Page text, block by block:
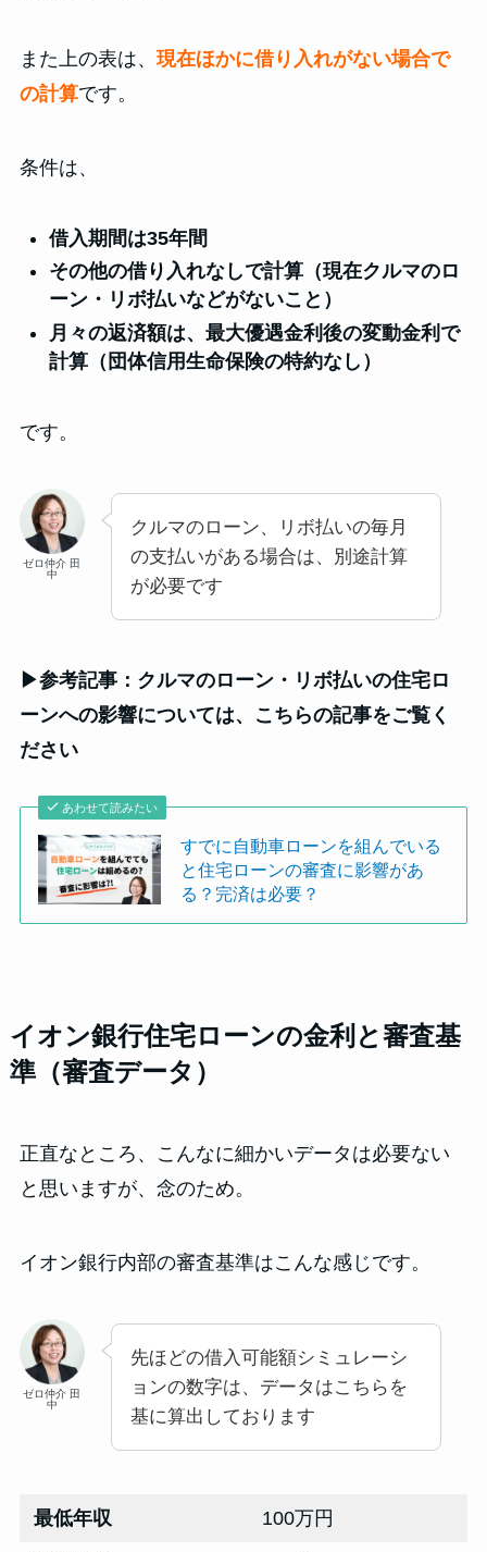
また上の表は、 現在ほかに借り入れがない場合で
の計算です。
条件は、
借入期間は35年間
その他の借り入れなしで計算（現在クルマのロ
ーン・リボ払いなどがないこと）
月々の返済額は、最大優遇金利後の変動金利で
計算（団体信用生命保険の特約なし）
です。
ゼロ仲介 田
中
クルマのローン、リボ払いの毎月
の支払いがある場合は、別途計算
が必要です
▶参考記事：クルマのローン・リボ払いの住宅ロ
ーンへの影響については、こちらの記事をご覧く
ださい
あわせて読みたい
すでに自動車ローンを組んでいる
と住宅ローンの審査に影響があ
る？完済は必要？
イオン銀行住宅ローンの金利と審査基
準（審査データ）
正直なところ、こんなに細かいデータは必要ない
と思いますが、念のため。
イオン銀行内部の審査基準はこんな感じです。
ゼロ仲介 田
中
先ほどの借入可能額シミュレーシ
ョンの数字は、データはこちらを
基に算出しております
最低年収 100万円